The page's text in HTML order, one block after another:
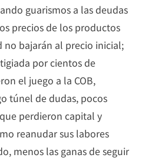
guarismos a las deudas
precios de los productos
no bajarán al precio inicial;
por cientos de
el juego a la COB,
túnel de dudas, pocos
perdieron capital y
reanudar sus labores
menos las ganas de seguir